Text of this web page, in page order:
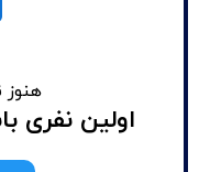
اولین نفری